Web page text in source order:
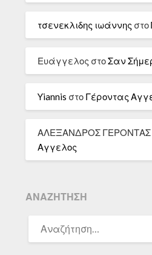
τσενεκλιδης ιωάννης στο
Ευάγγελος στοΣαν
Yiannis στο Γέροντας
ΑΛΕΞΑΝΔΡΟΣ ΓΕΡΟΝΤΑΣ
Αγγελος
ΑΝΑΖΉΤΗΣΗ
ΓΙΑ: